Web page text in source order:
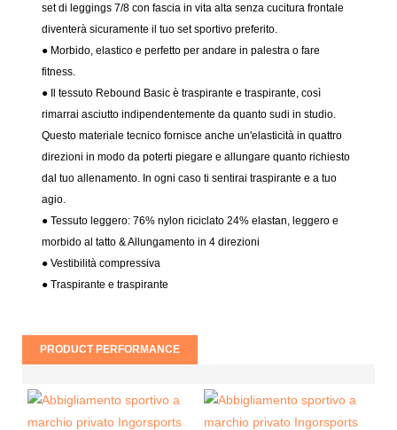
set di leggings 7/8 con fascia in vita alta senza cucitura frontale
diventerà sicuramente il tuo set sportivo preferito.
● Morbido, elastico e perfetto per andare in palestra o fare
fitness.
● Il tessuto Rebound Basic è traspirante e traspirante, così
rimarrai asciutto indipendentemente da quanto sudi in studio.
Questo materiale tecnico fornisce anche un'elasticità in quattro
direzioni in modo da poterti piegare e allungare quanto richiesto
dal tuo allenamento. In ogni caso ti sentirai traspirante e a tuo
agio.
● Tessuto leggero: 76% nylon riciclato 24% elastan, leggero e
morbido al tatto & Allungamento in 4 direzioni
● Vestibilità compressiva
●Traspirante e traspirante
PRODUCT PERFORMANCE